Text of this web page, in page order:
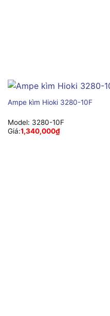
Ampe kìm Hioki 3280-10F
Model: 3280-10F
Giá:1,340,000₫